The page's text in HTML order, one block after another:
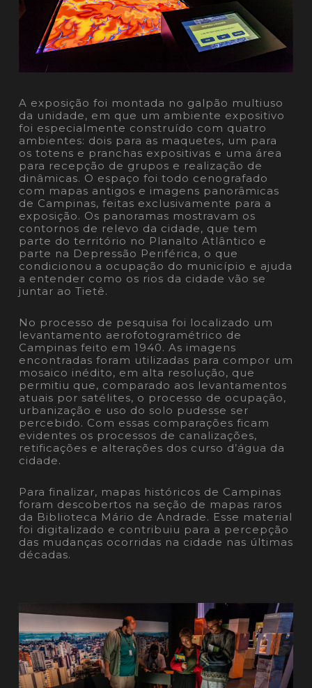
A exposição foi montada no galpão multiuso
da unidade, em que um ambiente expositivo
foi especialmente construído com quatro
ambientes: dois para as maquetes, um para
os totens e pranchas expositivas e uma área
para recepção de grupos e realização de
dinâmicas. O espaço foi todo cenografado
com mapas antigos e imagens panorâmicas
de Campinas, feitas exclusivamente para a
exposição. Os panoramas mostravam os
contornos de relevo da cidade, que tem
parte do território no Planalto Atlântico e
parte na Depressão Periférica, o que
condicionou a ocupação do município e ajuda
a entender como os rios da cidade vão se
juntar ao Tietê.
No processo de pesquisa foi localizado um
levantamento aerofotogramétrico de
Campinas feito em 1940. As imagens
encontradas foram utilizadas para compor um
mosaico inédito, em alta resolução, que
permitiu que, comparado aos levantamentos
atuais por satélites, o processo de ocupação,
urbanização e uso do solo pudesse ser
percebido. Com essas comparações ficam
evidentes os processos de canalizações,
retificações e alterações dos curso d’água da
cidade.
Para finalizar, mapas históricos de Campinas
foram descobertos na seção de mapas raros
da Biblioteca Mário de Andrade. Esse material
foi digitalizado e contribuiu para a percepção
das mudanças ocorridas na cidade nas últimas
décadas.